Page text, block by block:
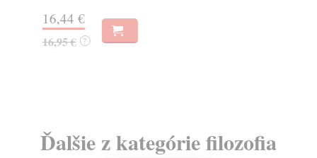
16,44 €
16,95 € ?
Ďalšie z kategórie filozofia